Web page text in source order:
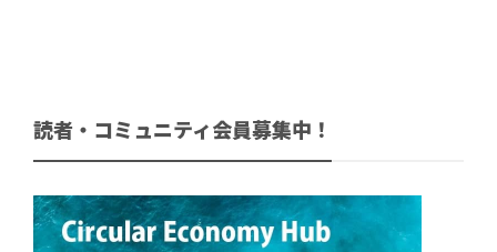
読者・コミュニティ会員募集中！